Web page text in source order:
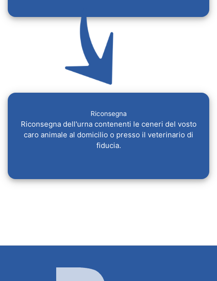
Riconsegna
Riconsegna dell'urna contenenti le ceneri del vosto
caro animale al domicilio o presso il veterinario di
fiducia.